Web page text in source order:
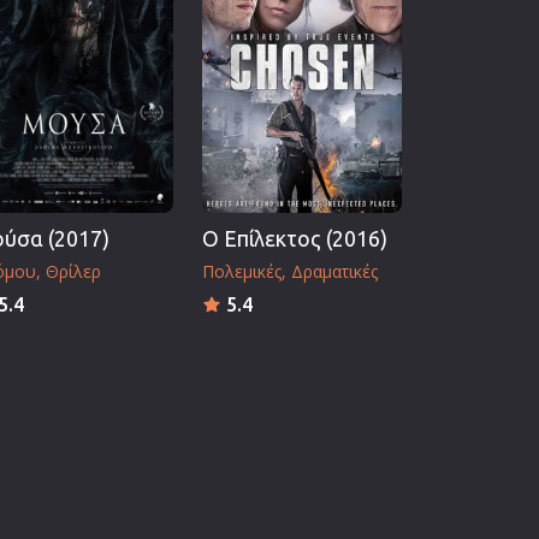
(2017)
Θρίλερ
5.4
Ο Επίλεκτος (2016)
Πολεμικές Δραματικές
5.4